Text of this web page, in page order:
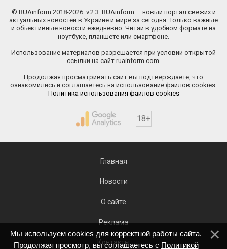
© RUAinform 2018-2026. v.2.3. RUAinform — новый портал свежих и
актуальных новостей в Украине и мире за сегодня. Только важные
и объективные новости ежедневно. Читай в удобном формате на
ноутбуке, планшете или смартфоне.
Использование материалов разрешается при условии открытой
ссылки на сайт ruainform.com.
Продолжая просматривать сайт вы подтверждаете, что
ознакомились и соглашаетесь на использование файлов cookies.
Политика использования файлов cookies
18+
Главная
Новости
О сайте
Реклама
Контакты
Мы используем cookies для корректной работы сайта.
Продолжая просмотр, вы соглашаетесь с Политикой